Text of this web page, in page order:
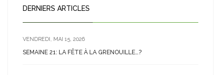
DERNIERS ARTICLES
VENDREDI, MAI 15, 2026
SEMAINE 21: LA FÊTE À LA GRENOUILLE…?